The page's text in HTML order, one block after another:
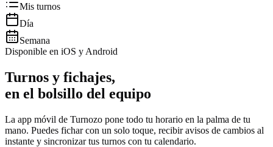
Mis turnos
Día
Semana
Disponible en iOS y Android
Turnos y fichajes,
en el bolsillo del equipo
La app móvil de Turnozo pone todo tu horario en la palma de tu
mano. Puedes fichar con un solo toque, recibir avisos de cambios al
instante y sincronizar tus turnos con tu calendario.